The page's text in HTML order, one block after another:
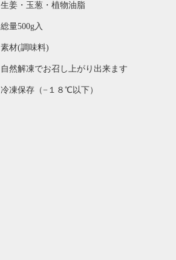
生姜・玉葱・植物油脂
総量500g入
素材(調味料)
自然解凍でお召し上がり出来ます
冷凍保存（−１８℃以下）